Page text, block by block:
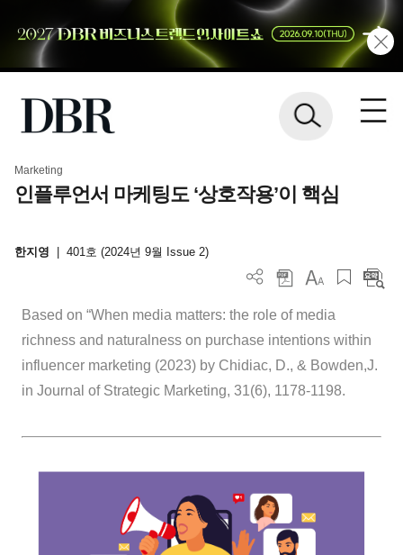
Marketing
인플루언서 마케팅도 ‘상호작용’이 핵심
한지영 401호 (2024년 9월 Issue 2)
Based on “When media matters: the role of media
richness and naturalness on purchase intentions within
influencer marketing (2023) by Chidiac, D., & Bowden,J.
in Journal of Strategic Marketing, 31(6), 1178-1198.